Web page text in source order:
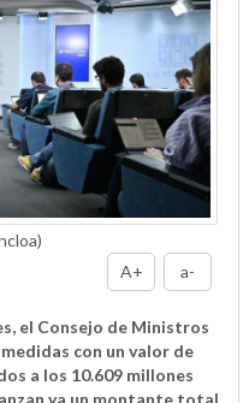
A+
a-
el Consejo de Ministros
con un valor de
a los 10.609 millones
ya un montante total